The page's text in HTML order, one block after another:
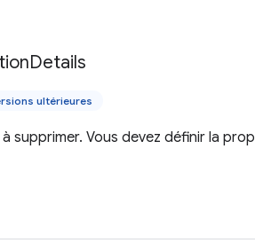
Details
ultérieures
à supprimer. Vous devez définir la